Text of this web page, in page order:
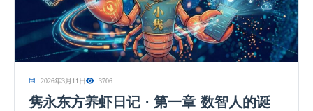
2026年3月11日 3706
隽永东方养虾日记 · 第一章 数智人的诞